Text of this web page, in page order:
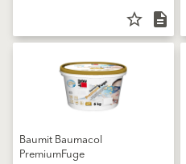
star_border description
Baumit Baumacol
PremiumFuge